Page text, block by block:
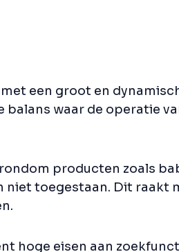
een groot en
balans waar de operatie
producten zoals
toegestaan. Dit raakt
hoge eisen aan